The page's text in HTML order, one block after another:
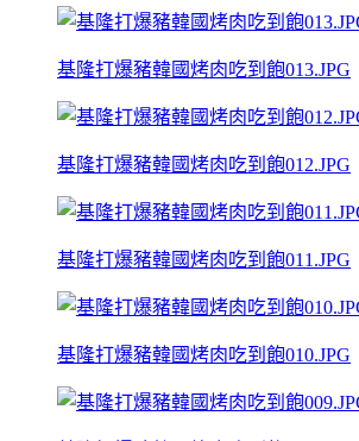
基隆打爆豬韓國烤肉吃到飽013.JPG
基隆打爆豬韓國烤肉吃到飽012.JPG
基隆打爆豬韓國烤肉吃到飽011.JPG
基隆打爆豬韓國烤肉吃到飽010.JPG